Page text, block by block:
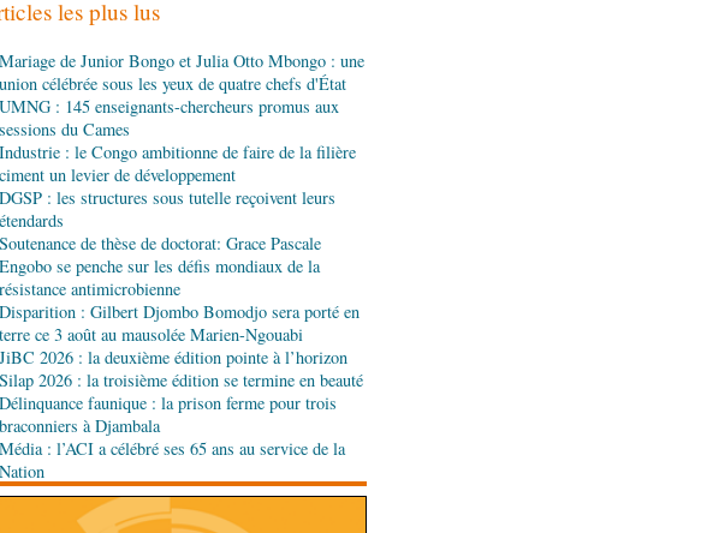
ÉconomieMarché boursier : la Banque postale du
Congo officialise son entrée à la BVMAC
08-08-2026 01:00
SociétéAccélération du développement: la
République du Congo mise sur sa diaspora
08-08-2026 00:45
PolitiqueDébat d’orientation budgétaire: le
gouvernement présente sa politique économique et
sociale 2027-2029 au Parlement
08-08-2026 00:30
SociétéAssainissement et développement local :
les Nations unies réitèrent leur soutien au Congo
07-08-2026 11:03
SportFootball, le week-end des Diables rouges et
des Congolais de la diaspora en Coupes d'Europe
(matches aller du 3e tour)
les plus lus
Mariage de Junior Bongo et Julia Otto Mbongo : une
union célébrée sous les yeux de quatre chefs d'État
UMNG : 145 enseignants-chercheurs promus aux
sessions du Cames
Industrie : le Congo ambitionne de faire de la filière
ciment un levier de développement
DGSP : les structures sous tutelle reçoivent leurs
étendards
Soutenance de thèse de doctorat: Grace Pascale
Engobo se penche sur les défis mondiaux de la
résistance antimicrobienne
Disparition : Gilbert Djombo Bomodjo sera porté en
terre ce 3 août au mausolée Marien-Ngouabi
JiBC 2026 : la deuxième édition pointe à l’horizon
Silap 2026 : la troisième édition se termine en beauté
Délinquance faunique : la prison ferme pour trois
braconniers à Djambala
Média : l’ACI a célébré ses 65 ans au service de la
Nation